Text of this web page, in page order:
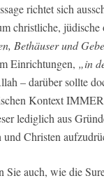
richtet sich
christliche, jüdische
Bethäuser und
Einrichtungen, „in
– darüber sollte
Kontext
lediglich aus
Christen
Sie auch, wie die